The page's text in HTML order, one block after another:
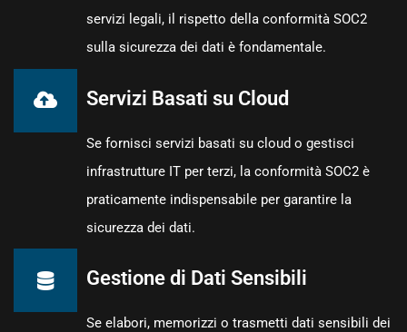
servizi legali, il rispetto della conformità SOC2
sulla sicurezza dei dati è fondamentale.
Servizi Basati su Cloud
Se fornisci servizi basati su cloud o gestisci
infrastrutture IT per terzi, la conformità SOC2 è
praticamente indispensabile per garantire la
sicurezza dei dati.
Gestione di Dati Sensibili
Se elabori, memorizzi o trasmetti dati sensibili dei